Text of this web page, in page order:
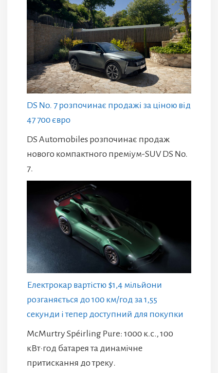
DS No. 7 розпочинає продажі за ціною від
47 700 євро
DS Automobiles розпочинає продаж
нового компактного преміум-SUV DS No.
7.
Електрокар вартістю $1,4 мільйони
розганяється до 100 км/год за 1,55
секунди і тепер доступний для покупки
McMurtry Spéirling Pure: 1000 к.с., 100
кВт·год батарея та динамічне
притискання до треку.